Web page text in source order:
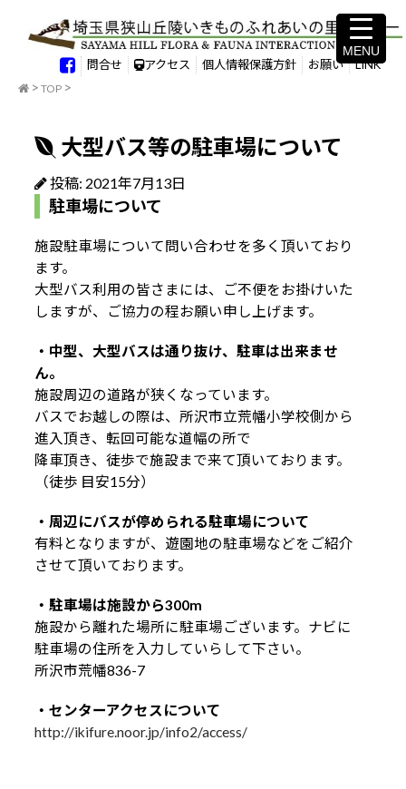
問合せ アクセス 個人情報保護方針 お願い LINK
TOP
大型バス等の駐車場について
投稿: 2021年7月13日
駐車場について
施設駐車場について問い合わせを多く頂いており
ます。
大型バス利用の皆さまには、ご不便をお掛けいた
しますが、ご協力の程お願い申し上げます。
・中型、大型バスは通り抜け、駐車は出来ませ
ん。
施設周辺の道路が狭くなっています。
バスでお越しの際は、所沢市立荒幡小学校側から
進入頂き、転回可能な道幅の所で
降車頂き、徒歩で施設まで来て頂いております。
（徒歩 目安15分）
・周辺にバスが停められる駐車場について
有料となりますが、遊園地の駐車場などをご紹介
させて頂いております。
・駐車場は施設から300m
施設から離れた場所に駐車場ございます。ナビに
駐車場の住所を入力していらして下さい。
所沢市荒幡836-7
・センターアクセスについて
http://ikifure.noor.jp/info2/access/
MENU
MENU